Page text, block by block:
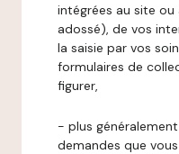
intégrées au site
adossé), de vos
la saisie par vos
formulaires de
figurer,
- plus
demandes que